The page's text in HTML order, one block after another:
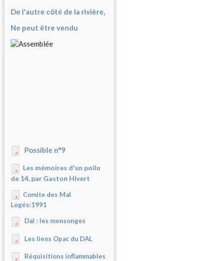
De l'autre côté de la rivière,
Ne peut être vendu
Possible n°9
Les mémoires d'un poilu
de 14, par Gaston Hivert
Comite des Mal
Logés:1991
Dal : les mensonges
Les liens Opac du DAL
Réquisitions inflammables